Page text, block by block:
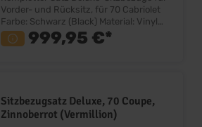
Vorder- und Rücksitz, für 70 Cabriolet
Farbe: Schwarz (Black) Material: Vinyl
Sehr gute Qualität Farbe und Design
entspricht dem Original Bezugsatz für
Rücksitzgestell Hinweis: Bei Umrüstung
von Standard auf Deluxe-Interior
999,95 €*
Sitzbezugsatz Deluxe, 70 Coupe,
Zinnoberrot (Vermillion)